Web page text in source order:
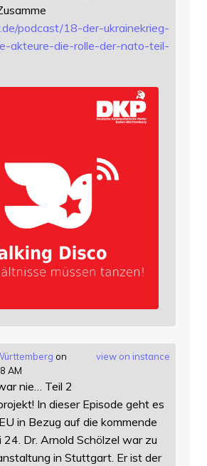
podcast/18-der-ukrainekrieg-
akteure-die-rolle-der-nato-teil-
view on instance
on
AM
nie… Teil 2
In dieser Episode geht es
in Bezug auf die kommende
24. Dr. Arnold Schölzel war zu
in Stuttgart. Er ist der